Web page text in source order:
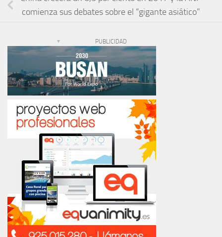
comienza sus debates sobre el “gigante asiático”
PUBLICIDAD